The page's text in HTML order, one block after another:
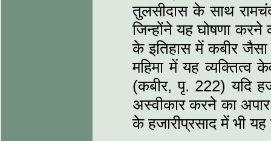
तुलसीदास के साथ
जिन्‍होंने यह घोषणा करने
के इतिहास में कबीर
महिमा में यह व्‍यक्तित्‍व
(कबीर, पृ. 222) यदि
अस्‍वीकार करने का
के हजारीप्रसाद में भी